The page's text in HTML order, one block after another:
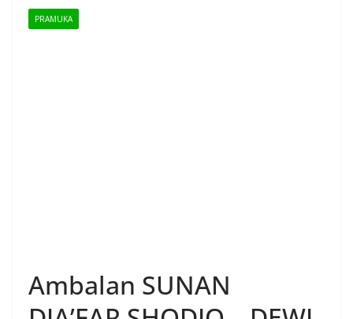
PRAMUKA
Ambalan SUNAN